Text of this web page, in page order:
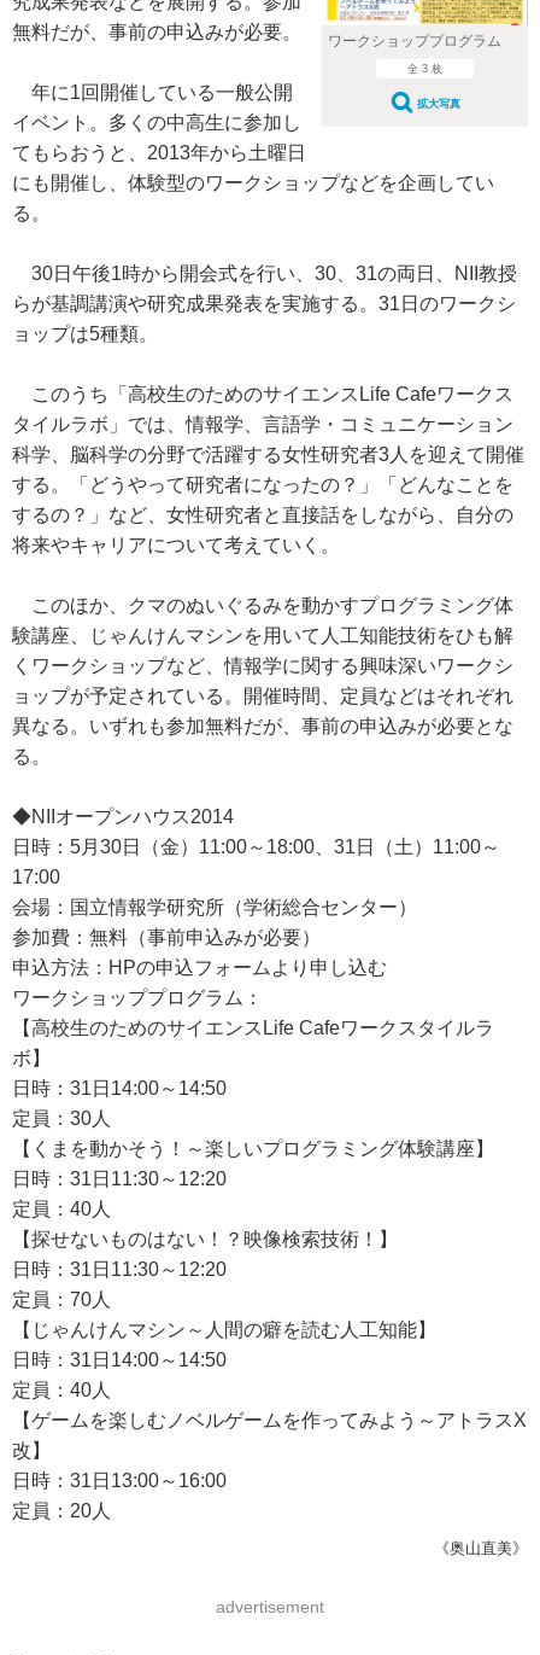
ワークショッププログラム
全 3 枚
拡大写真
無料だが、事前の申込みが必要。
年に1回開催している一般公開
イベント。多くの中高生に参加し
てもらおうと、2013年から土曜日
にも開催し、体験型のワークショップなどを企画してい
る。
30日午後1時から開会式を行い、30、31の両日、NII教授
らが基調講演や研究成果発表を実施する。31日のワークシ
ョップは5種類。
このうち「高校生のためのサイエンスLife Cafeワークス
タイルラボ」では、情報学、言語学・コミュニケーション
科学、脳科学の分野で活躍する女性研究者3人を迎えて開催
する。「どうやって研究者になったの？」「どんなことを
するの？」など、女性研究者と直接話をしながら、自分の
将来やキャリアについて考えていく。
このほか、クマのぬいぐるみを動かすプログラミング体
験講座、じゃんけんマシンを用いて人工知能技術をひも解
くワークショップなど、情報学に関する興味深いワークシ
ョップが予定されている。開催時間、定員などはそれぞれ
異なる。いずれも参加無料だが、事前の申込みが必要とな
る。
◆NIIオープンハウス2014
日時：5月30日（金）11:00～18:00、31日（土）11:00～
17:00
会場：国立情報学研究所（学術総合センター）
参加費：無料（事前申込みが必要）
申込方法：HPの申込フォームより申し込む
ワークショッププログラム：
【高校生のためのサイエンスLife Cafeワークスタイルラ
ボ】
日時：31日14:00～14:50
定員：30人
【くまを動かそう！～楽しいプログラミング体験講座】
日時：31日11:30～12:20
定員：40人
【探せないものはない！？映像検索技術！】
日時：31日11:30～12:20
定員：70人
【じゃんけんマシン～人間の癖を読む人工知能】
日時：31日14:00～14:50
定員：40人
【ゲームを楽しむノベルゲームを作ってみよう～アトラスX
改】
日時：31日13:00～16:00
定員：20人
《奥山直美》
advertisement